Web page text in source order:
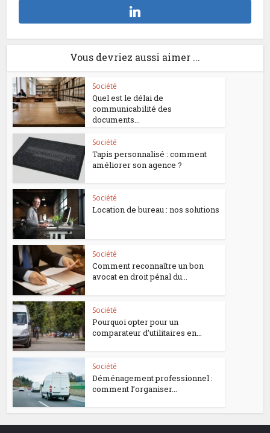
Vous devriez aussi aimer ...
Société
Quel est le délai de
communicabilité des
documents...
Société
Tapis personnalisé : comment
améliorer son agence ?
Société
Location de bureau : nos solutions
Société
Comment reconnaître un bon
avocat en droit pénal du...
Société
Pourquoi opter pour un
comparateur d’utilitaires en...
Société
Déménagement professionnel :
comment l’organiser...